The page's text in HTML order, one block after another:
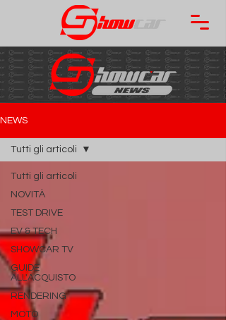
NEWS
Tutti gli articoli
NOVITÀ
TEST DRIVE
EV & TECH
SHOWCAR TV
GUIDE
ALL'ACQUISTO
RENDERING
MOTO
Tutti gli articoli